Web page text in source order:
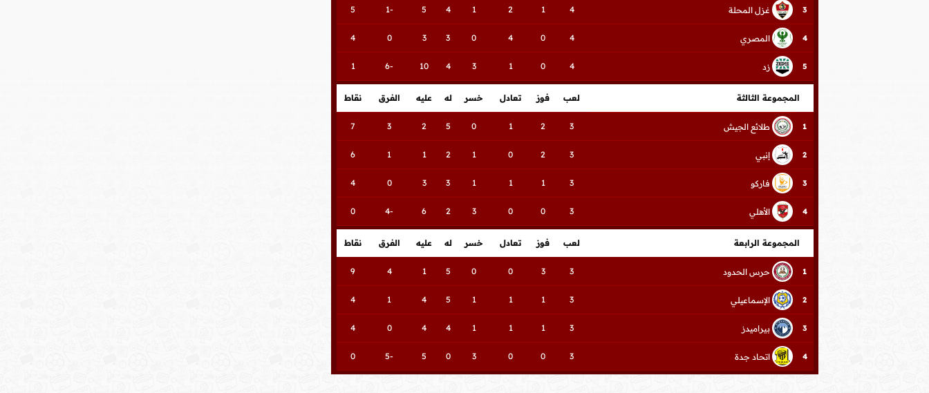
3 غزل المحلة 4
1
2
1
4
5
-1
5
4 المصري 4
0
4
0
3
3
0
4
5 زد 4
0
1
3
4
10
-6
1
المجموعة الثالثة لعب فوز تعادل خسر له عليه الفرق نقاط
1 طلائع الجيش 3
2
1
0
5
2
3
7
2 إنبي 3
2
0
1
2
1
1
6
3 فاركو 3
1
1
1
3
3
0
4
4 الأهلي 3
0
0
3
2
6
-4
0
المجموعة الرابعة لعب فوز تعادل خسر له عليه الفرق نقاط
1 حرس الحدود 3
3
0
0
5
1
4
9
2 الإسماعيلي 3
1
1
1
5
4
1
4
3 بيراميدز 3
1
1
1
4
4
0
4
4 اتحاد جدة 3
0
0
3
0
5
-5
0